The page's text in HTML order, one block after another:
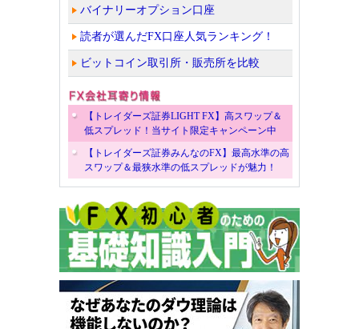
バイナリーオプション口座
読者が選んだFX口座人気ランキング！
ビットコイン取引所・販売所を比較
【トレイダーズ証券LIGHT FX】高スワップ＆
低スプレッド！当サイト限定キャンペーン中
【トレイダーズ証券みんなのFX】最高水準の高
スワップ＆最狭水準の低スプレッドが魅力！